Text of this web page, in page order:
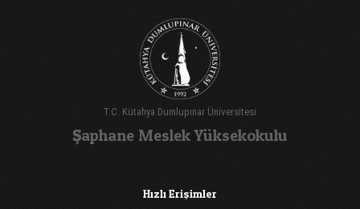
T.C. Kütahya Dumlupınar Üniversitesi
Şaphane Meslek Yüksekokulu
Hızlı Erişimler